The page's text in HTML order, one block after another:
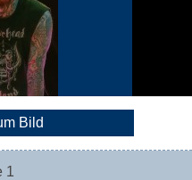
Bild
1